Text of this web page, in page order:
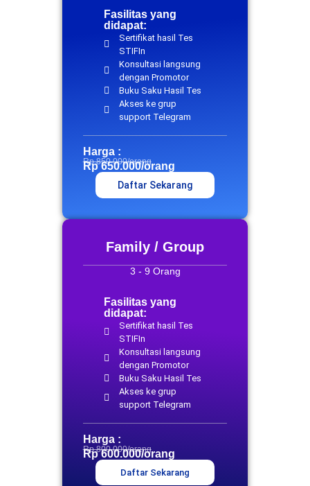
Fasilitas yang
didapat:
Sertifikat hasil Tes
STIFIn
Konsultasi langsung
dengan Promotor
Buku Saku Hasil Tes
Akses ke grup
support Telegram
Harga :
Rp 850.000/orang
Rp 650.000/orang
Daftar Sekarang
Family / Group
3 - 9 Orang
Fasilitas yang
didapat:
Sertifikat hasil Tes
STIFIn
Konsultasi langsung
dengan Promotor
Buku Saku Hasil Tes
Akses ke grup
support Telegram
Harga :
Rp 800.000/orang
Rp 600.000/orang
Daftar Sekarang